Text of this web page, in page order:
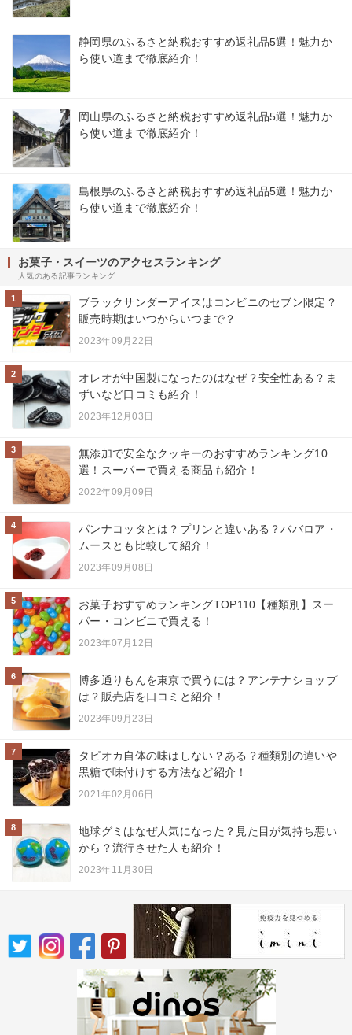
静岡県のふるさと納税おすすめ返礼品5選！魅力か
ら使い道まで徹底紹介！
岡山県のふるさと納税おすすめ返礼品5選！魅力か
ら使い道まで徹底紹介！
島根県のふるさと納税おすすめ返礼品5選！魅力か
ら使い道まで徹底紹介！
お菓子・スイーツのアクセスランキング
人気のある記事ランキング
1
ブラックサンダーアイスはコンビニのセブン限定？
販売時期はいつからいつまで？
2023年09月22日
2
オレオが中国製になったのはなぜ？安全性ある？ま
ずいなど口コミも紹介！
2023年12月03日
3
無添加で安全なクッキーのおすすめランキング10
選！スーパーで買える商品も紹介！
2022年09月09日
4
パンナコッタとは？プリンと違いある？ババロア・
ムースとも比較して紹介！
2023年09月08日
5
お菓子おすすめランキングTOP110【種類別】スー
パー・コンビニで買える！
2023年07月12日
6
博多通りもんを東京で買うには？アンテナショップ
は？販売店を口コミと紹介！
2023年09月23日
7
タピオカ自体の味はしない？ある？種類別の違いや
黒糖で味付けする方法など紹介！
2021年02月06日
8
地球グミはなぜ人気になった？見た目が気持ち悪い
から？流行させた人も紹介！
2023年11月30日